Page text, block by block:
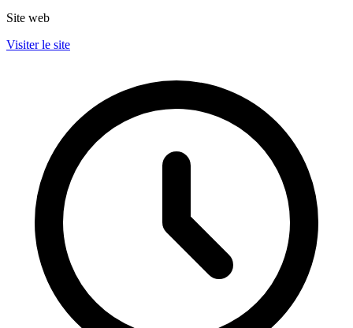
Site web
Visiter le site